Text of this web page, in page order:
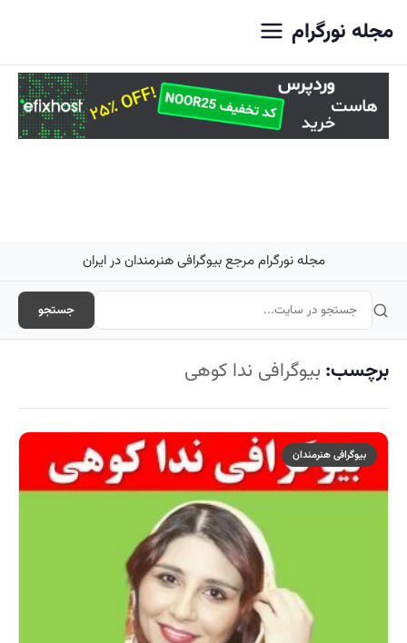
مجله نورگرام
مجله نورگرام مرجع بیوگرافی هنرمندان در ایران
جستجو
برچسب: بیوگرافی ندا کوهی
بیوگرافی هنرمندان